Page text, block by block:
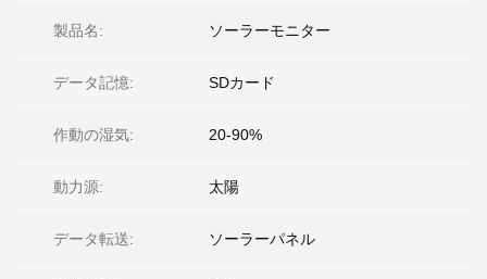
製品名: ソーラーモニター
データ記憶: SDカード
作動の湿気: 20-90%
動力源: 太陽
データ転送: ソーラーパネル